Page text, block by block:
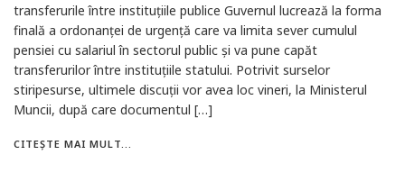
transferurile între instituțiile publice Guvernul lucrează la forma
finală a ordonanței de urgență care va limita sever cumulul
pensiei cu salariul în sectorul public și va pune capăt
transferurilor între instituțiile statului. Potrivit surselor
stiripesurse, ultimele discuții vor avea loc vineri, la Ministerul
Muncii, după care documentul […]
CITEȘTE MAI MULT...